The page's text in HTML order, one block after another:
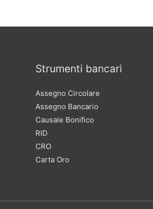
Strumenti bancari
Assegno Circolare
Assegno Bancario
Causale Bonifico
RID
CRO
Carta Oro